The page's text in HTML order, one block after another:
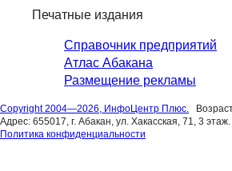
Печатные издания
Справочник предприятий
Атлас Абакана
Размещение рекламы
Copyright 2004—2026, ИнфоЦентр Плюс.
Адрес: 655017, г. Абакан, ул. Хакасская, 71, 3
Политика конфиденциальности